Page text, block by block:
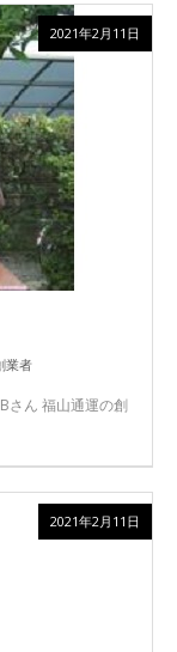
業者
さん 福山通運の創
2021年2月11日
2021年2月11日